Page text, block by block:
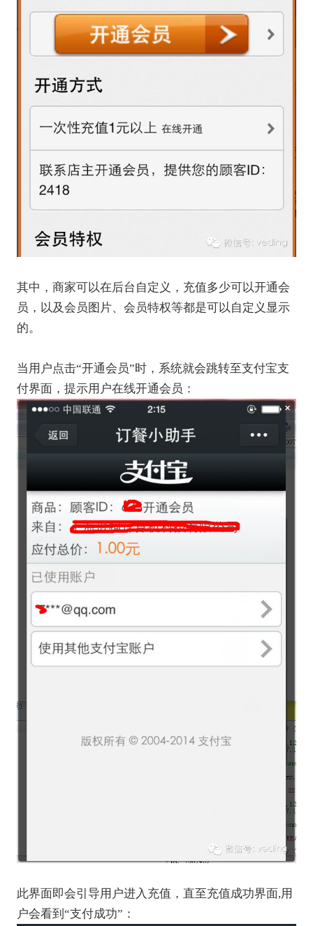
其中，商家可以在后台自定义，充值多少可以开通会
员，以及会员图片、会员特权等都是可以自定义显示
的。
当用户点击“开通会员”时，系统就会跳转至支付宝支
付界面，提示用户在线开通会员：
此界面即会引导用户进入充值，直至充值成功界面,用
户会看到“支付成功”：